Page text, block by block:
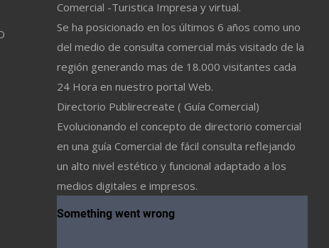
Comercial -Turistica Impresa y virtual.
Se ha posicionado en los últimos 6 años como uno
del medio de consulta comercial más visitado de la
región generando mas de 18.000 visitantes cada
24 Hora en nuestro portal Web.
Directorio Publirecreate ( Guía Comercial)
Evolucionando el concepto de directorio comercial
en una guía Comercial de fácil consulta reflejando
un alto nivel estético y funcional adaptado a los
medios digitales e impresos.